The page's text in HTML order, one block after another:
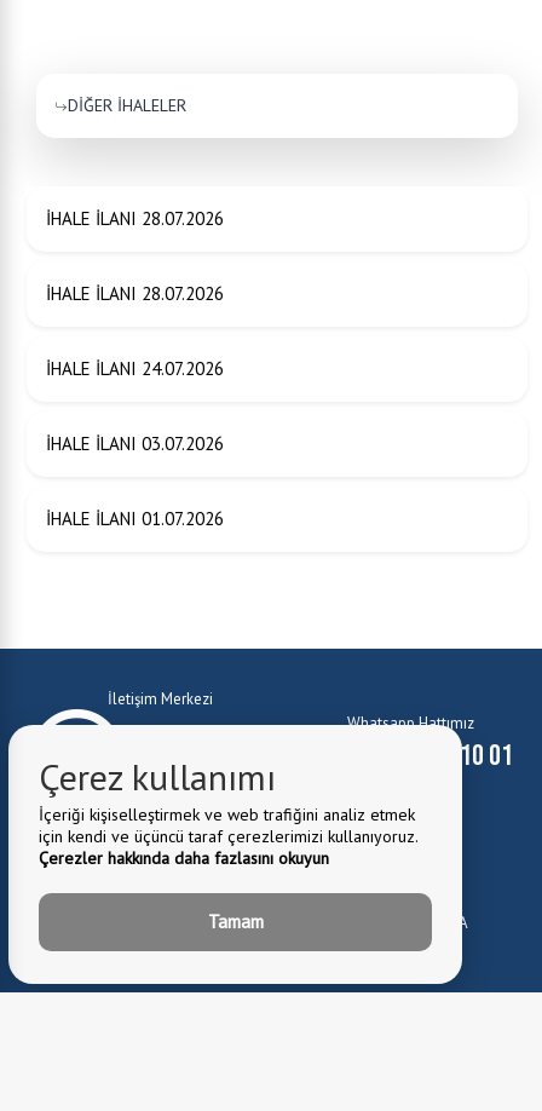
DİĞER İHALELER
İHALE İLANI 28.07.2026
İHALE İLANI 28.07.2026
İHALE İLANI 24.07.2026
İHALE İLANI 03.07.2026
İHALE İLANI 01.07.2026
İletişim Merkezi
0224 372 10 01
Whatsapp Hattımız
0224 372 10 01
E-Mail:belediye@kestel.bel.tr
Kale Mah. Cuma Cad. No:1 Kestel \ BURSA
Fax:0224 372 81 82
Çerez kullanımı
İçeriği kişiselleştirmek ve web trafiğini analiz etmek
için kendi ve üçüncü taraf çerezlerimizi kullanıyoruz.
Çerezler hakkında daha fazlasını okuyun
Tamam